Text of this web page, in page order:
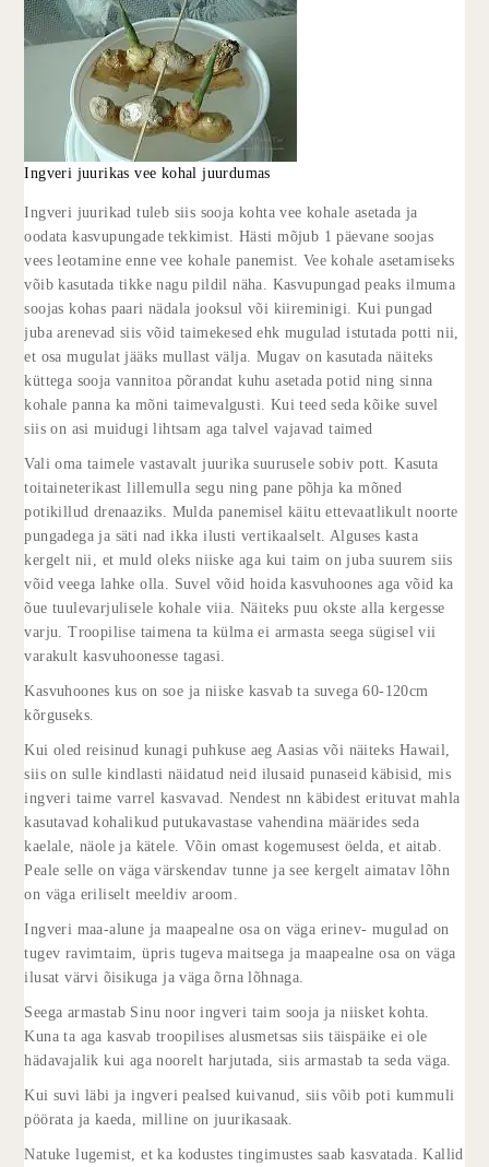
Ingveri juurikas vee kohal juurdumas
Ingveri juurikad tuleb siis sooja kohta vee kohale asetada ja
oodata kasvupungade tekkimist. Hästi mõjub 1 päevane soojas
vees leotamine enne vee kohale panemist. Vee kohale asetamiseks
võib kasutada tikke nagu pildil näha. Kasvupungad peaks ilmuma
soojas kohas paari nädala jooksul või kiireminigi. Kui pungad
juba arenevad siis võid taimekesed ehk mugulad istutada potti nii,
et osa mugulat jääks mullast välja. Mugav on kasutada näiteks
küttega sooja vannitoa põrandat kuhu asetada potid ning sinna
kohale panna ka mõni taimevalgusti. Kui teed seda kõike suvel
siis on asi muidugi lihtsam aga talvel vajavad taimed
Vali oma taimele vastavalt juurika suurusele sobiv pott. Kasuta
toitaineterikast lillemulla segu ning pane põhja ka mõned
potikillud drenaaziks. Mulda panemisel käitu ettevaatlikult noorte
pungadega ja säti nad ikka ilusti vertikaalselt. Alguses kasta
kergelt nii, et muld oleks niiske aga kui taim on juba suurem siis
võid veega lahke olla. Suvel võid hoida kasvuhoones aga võid ka
õue tuulevarjulisele kohale viia. Näiteks puu okste alla kergesse
varju. Troopilise taimena ta külma ei armasta seega sügisel vii
varakult kasvuhoonesse tagasi.
Kasvuhoones kus on soe ja niiske kasvab ta suvega 60-120cm
kõrguseks.
Kui oled reisinud kunagi puhkuse aeg Aasias või näiteks Hawail,
siis on sulle kindlasti näidatud neid ilusaid punaseid käbisid, mis
ingveri taime varrel kasvavad. Nendest nn käbidest erituvat mahla
kasutavad kohalikud putukavastase vahendina määrides seda
kaelale, näole ja kätele. Võin omast kogemusest öelda, et aitab.
Peale selle on väga värskendav tunne ja see kergelt aimatav lõhn
on väga eriliselt meeldiv aroom.
Ingveri maa-alune ja maapealne osa on väga erinev- mugulad on
tugev ravimtaim, üpris tugeva maitsega ja maapealne osa on väga
ilusat värvi õisikuga ja väga õrna lõhnaga.
Seega armastab Sinu noor ingveri taim sooja ja niisket kohta.
Kuna ta aga kasvab troopilises alusmetsas siis täispäike ei ole
hädavajalik kui aga noorelt harjutada, siis armastab ta seda väga.
Kui suvi läbi ja ingveri pealsed kuivanud, siis võib poti kummuli
pöörata ja kaeda, milline on juurikasaak.
Natuke lugemist, et ka kodustes tingimustes saab kasvatada. Kallid